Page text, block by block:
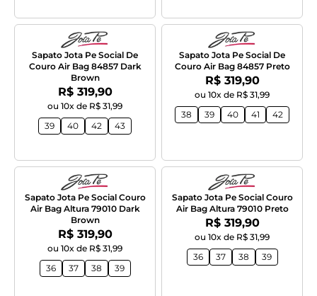
Sapato Jota Pe Social De
Couro Air Bag 84857 Dark
Brown
Por:
R$ 319,90
ou 10x de R$ 31,99
39
40 42 43
Sapato Jota Pe Social De
Couro Air Bag 84857 Preto
Por:
R$ 319,90
ou 10x de R$ 31,99
38
39 40 41 42
Sapato Jota Pe Social Couro
Air Bag Altura 79010 Dark
Brown
Por:
R$ 319,90
ou 10x de R$ 31,99
36
37 38 39
Sapato Jota Pe Social Couro
Air Bag Altura 79010 Preto
Por:
R$ 319,90
ou 10x de R$ 31,99
36
37 38 39